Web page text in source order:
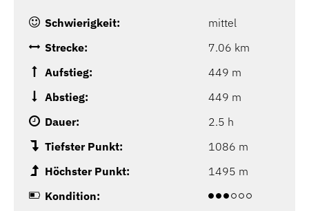
Schwierigkeit:
mittel
Strecke:
7.06 km
Aufstieg:
449 m
Abstieg:
449 m
Dauer:
2.5 h
Tiefster Punkt:
1086 m
Höchster Punkt:
1495 m
Kondition: